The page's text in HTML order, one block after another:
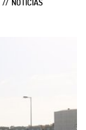
NOTÍCIAS